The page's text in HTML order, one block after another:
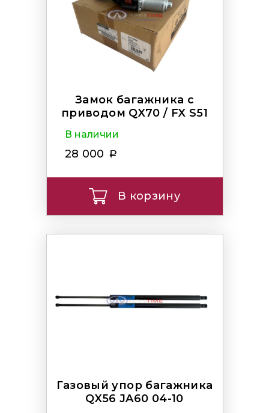
Замок багажника с
приводом QX70 / FX S51
В наличии
28 000
В корзину
Газовый упор багажника
QX56 JA60 04-10